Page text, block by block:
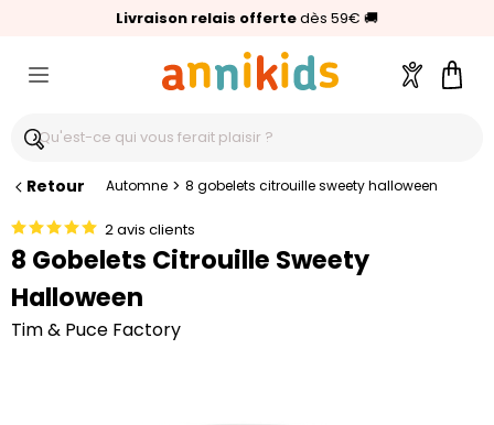
Livraison relais offertedès 59€ 🚚
🥇Palmarès Capital 2025 :Annikids N°1
⭐⭐⭐⭐⭐4,6/5(24 000 avis clients)
Compte
Retour Automne > 8 gobelets citrouille sweety halloween
2 avis clients
8 Gobelets Citrouille Sweety
Halloween
Tim & Puce Factory